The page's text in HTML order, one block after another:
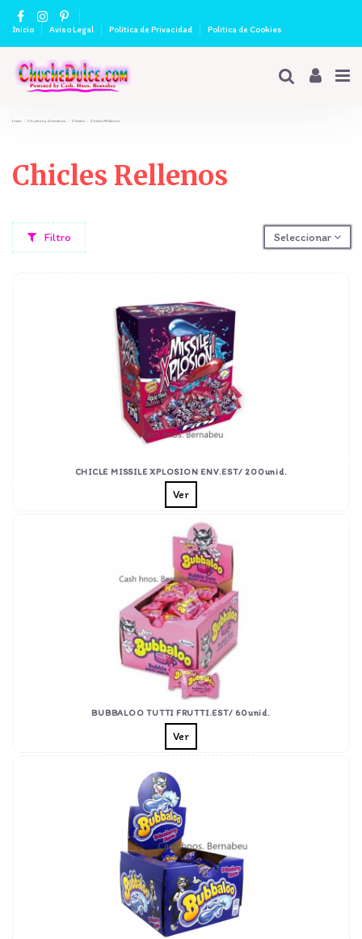
Inicio Aviso Legal Política de Privacidad Politica de Cookies
Inicio Chuches y Golosinas Chicles Chicles Rellenos
Chicles Rellenos
Filtro Seleccionar
CHICLE MISSILE XPLOSION ENV.EST/ 200unid.
Ver
BUBBALOO TUTTI FRUTTI.EST/ 60unid.
Ver